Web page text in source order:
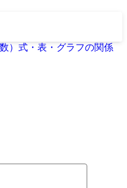
）式・表・グラフの関係